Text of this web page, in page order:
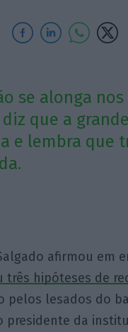
se alonga
diz que a
e lembra que
afirmou em
três hipóteses de
pelos lesados do
presidente da